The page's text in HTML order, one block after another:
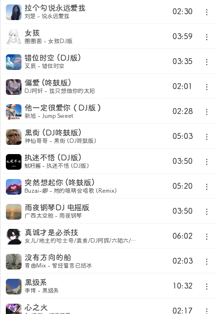
02:30
拉个勾说永远爱我
刘楚 - 说永远爱我
03:59
女孩
圈圈菌 - 女孩DJ版
03:35
错位时空 (DJ版)
艾辰 - 错位时空
02:01
偏爱 (咚鼓版)
DJ阿轩 - 我只想做你的太阳
02:28
他一定很爱你（DJ版）
新旭 - Jump Sweet
05:03
黑街 (DJ咚鼓版)
神仙哥哥 - 黑街 (DJ咚鼓版)
03:50
执迷不悟 (DJ版)
鱿籽酱 - 执迷不悟 (DJ版)
05:20
突然想起你 (咚鼓版)
Buzai-娜 - 她的眼睛会唱歌 (Remix)
03:50
雨夜钢琴DJ 电摇版
广西太空舱 - 雨夜钢琴
06:02
真诚才是必杀技
女儿/地主的哈士奇/袁勇/DJ阿辉/六陆六/十二噜噜噜/小民/憨憨喊/奶芙小杨./iamzzzoi/绿逗/分配的灵感和/杨鄂成/劳动分工界面开发力度/DoubleJ/江辰619/蓝莓举高高/一枚贝壳儿/木杉/太阳 - 爱上你是个错
02:03
没有方向的船
青曲Mix - 曾经誓言已结冰
10:32
黑级系
李博 - 黑级系
02:17
心之火